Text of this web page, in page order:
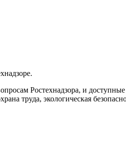
Ростехнадзора, и
труда, экологическая